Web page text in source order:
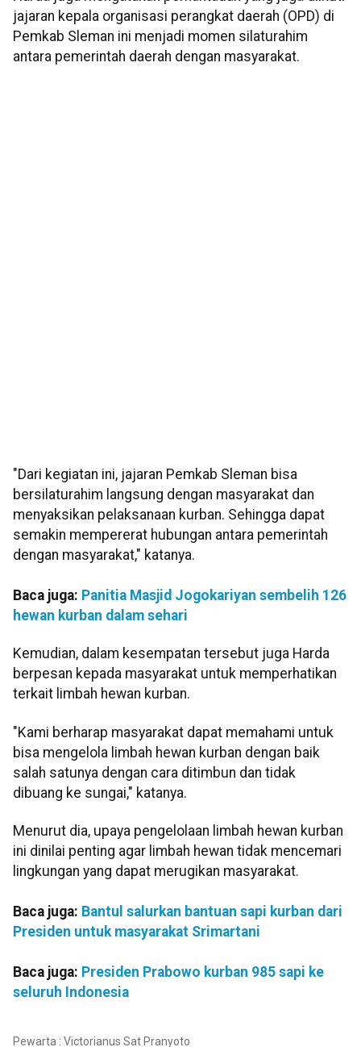
jajaran kepala organisasi perangkat daerah (OPD) di
Pemkab Sleman ini menjadi momen silaturahim
antara pemerintah daerah dengan masyarakat.
"Dari kegiatan ini, jajaran Pemkab Sleman bisa
bersilaturahim langsung dengan masyarakat dan
menyaksikan pelaksanaan kurban. Sehingga dapat
semakin mempererat hubungan antara pemerintah
dengan masyarakat," katanya.
Baca juga: Panitia Masjid Jogokariyan sembelih 126
hewan kurban dalam sehari
Kemudian, dalam kesempatan tersebut juga Harda
berpesan kepada masyarakat untuk memperhatikan
terkait limbah hewan kurban.
"Kami berharap masyarakat dapat memahami untuk
bisa mengelola limbah hewan kurban dengan baik
salah satunya dengan cara ditimbun dan tidak
dibuang ke sungai," katanya.
Menurut dia, upaya pengelolaan limbah hewan kurban
ini dinilai penting agar limbah hewan tidak mencemari
lingkungan yang dapat merugikan masyarakat.
Baca juga: Bantul salurkan bantuan sapi kurban dari
Presiden untuk masyarakat Srimartani
Baca juga: Presiden Prabowo kurban 985 sapi ke
seluruh Indonesia
Pewarta : Victorianus Sat Pranyoto